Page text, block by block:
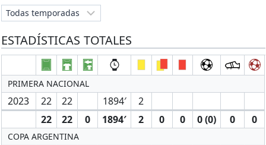
ESTADÍSTICAS TOTALES
PRIMERA NACIONAL
2023 22 22 1894′
2
22
22 0 1894′ 2 0 0 0 (0) 0 0
COPA ARGENTINA